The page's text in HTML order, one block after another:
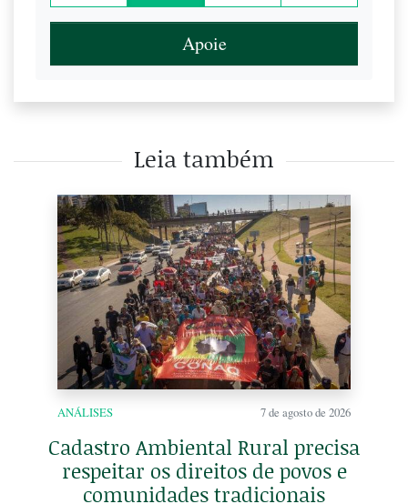
Apoie
Leia também
ANÁLISES 7 de agosto de 2026
Cadastro Ambiental Rural precisa
respeitar os direitos de povos e
comunidades tradicionais